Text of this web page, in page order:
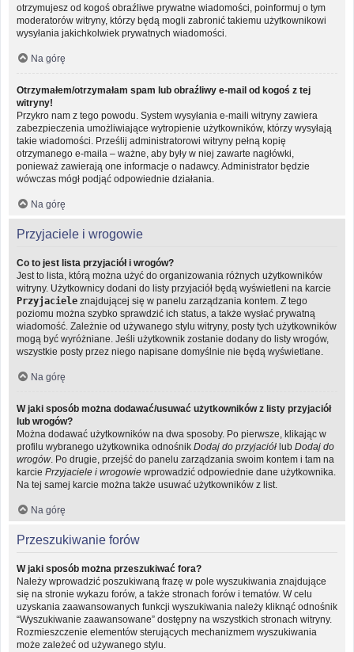
otrzymujesz od kogoś obraźliwe prywatne wiadomości, poinformuj o tym
moderatorów witryny, którzy będą mogli zabronić takiemu użytkownikowi
wysyłania jakichkolwiek prywatnych wiadomości.
Na górę
Otrzymałem/otrzymałam spam lub obraźliwy e-mail od kogoś z tej
witryny!
Przykro nam z tego powodu. System wysyłania e-maili witryny zawiera
zabezpieczenia umożliwiające wytropienie użytkowników, którzy wysyłają
takie wiadomości. Prześlij administratorowi witryny pełną kopię
otrzymanego e-maila – ważne, aby były w niej zawarte nagłówki,
ponieważ zawierają one informacje o nadawcy. Administrator będzie
wówczas mógł podjąć odpowiednie działania.
Na górę
Przyjaciele i wrogowie
Co to jest lista przyjaciół i wrogów?
Jest to lista, którą można użyć do organizowania różnych użytkowników
witryny. Użytkownicy dodani do listy przyjaciół będą wyświetleni na karcie
Przyjaciele znajdującej się w panelu zarządzania kontem. Z tego
poziomu można szybko sprawdzić ich status, a także wysłać prywatną
wiadomość. Zależnie od używanego stylu witryny, posty tych użytkowników
mogą być wyróżniane. Jeśli użytkownik zostanie dodany do listy wrogów,
wszystkie posty przez niego napisane domyślnie nie będą wyświetlane.
Na górę
W jaki sposób można dodawać/usuwać użytkowników z listy przyjaciół
lub wrogów?
Można dodawać użytkowników na dwa sposoby. Po pierwsze, klikając w
profilu wybranego użytkownika odnośnik Dodaj do przyjaciół lub Dodaj do
wrogów . Po drugie, przejść do panelu zarządzania swoim kontem i tam na
karcie Przyjaciele i wrogowie wprowadzić odpowiednie dane użytkownika.
Na tej samej karcie można także usuwać użytkowników z list.
Na górę
Przeszukiwanie forów
W jaki sposób można przeszukiwać fora?
Należy wprowadzić poszukiwaną frazę w pole wyszukiwania znajdujące
się na stronie wykazu forów, a także stronach forów i tematów. W celu
uzyskania zaawansowanych funkcji wyszukiwania należy kliknąć odnośnik
“Wyszukiwanie zaawansowane” dostępny na wszystkich stronach witryny.
Rozmieszczenie elementów sterujących mechanizmem wyszukiwania
może zależeć od używanego stylu.